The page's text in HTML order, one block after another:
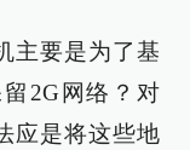
主要是为了基
2G网络？对
应是将这些地